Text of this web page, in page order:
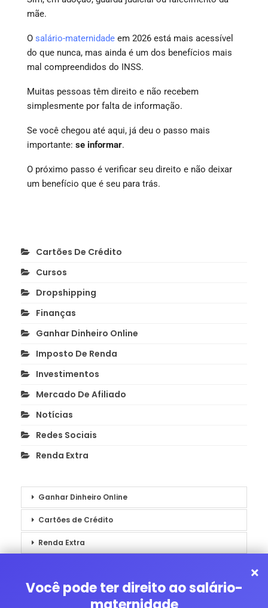
mãe.
O salário-maternidade em 2026 está mais acessível
do que nunca, mas ainda é um dos benefícios mais
mal compreendidos do INSS.
Muitas pessoas têm direito e não recebem
simplesmente por falta de informação.
Se você chegou até aqui, já deu o passo mais
importante: se informar.
O próximo passo é verificar seu direito e não deixar
um benefício que é seu para trás.
Cartões De Crédito
Cursos
Dropshipping
Finanças
Ganhar Dinheiro Online
Imposto De Renda
Investimentos
Mercado De Afiliado
Notícias
Redes Sociais
Renda Extra
Ganhar Dinheiro Online
Cartões de Crédito
Renda Extra
×
Você pode ter direito ao salário-